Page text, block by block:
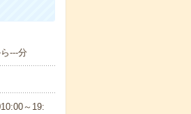
---分
～19: